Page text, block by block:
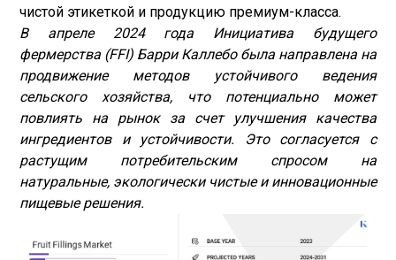
чистой этикеткой и продукцию премиум-класса.
В апреле 2024 года Инициатива будущего
фермерства (FFI) Барри Каллебо была направлена ​​на
продвижение методов устойчивого ведения
сельского хозяйства, что потенциально может
повлиять на рынок за счет улучшения качества
ингредиентов и устойчивости. Это согласуется с
растущим потребительским спросом на
натуральные, экологически чистые и инновационные
пищевые решения.